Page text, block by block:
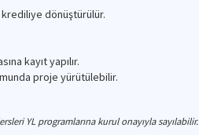
dönüştürülür.
kayıt yapılır.
proje yürütülebilir.
YL programlarına kurul onayıyla sayılabilir.